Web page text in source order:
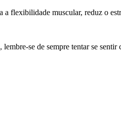
muscular, reduz o
se de sempre tentar se sentir